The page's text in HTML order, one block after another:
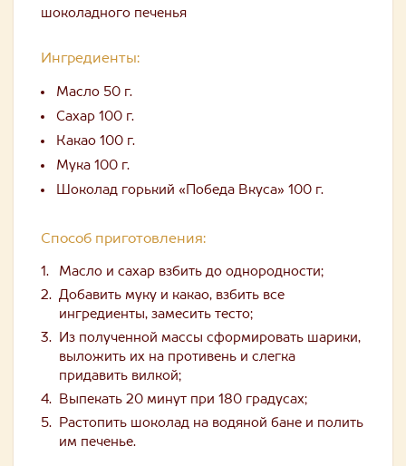
шоколадного печенья
Ингредиенты:
Масло 50 г.
Сахар 100 г.
Какао 100 г.
Мука 100 г.
Шоколад горький «Победа Вкуса» 100 г.
Способ приготовления:
Масло и сахар взбить до однородности;
Добавить муку и какао, взбить все
ингредиенты, замесить тесто;
Из полученной массы сформировать шарики,
выложить их на противень и слегка
придавить вилкой;
Выпекать 20 минут при 180 градусах;
Растопить шоколад на водяной бане и полить
им печенье.